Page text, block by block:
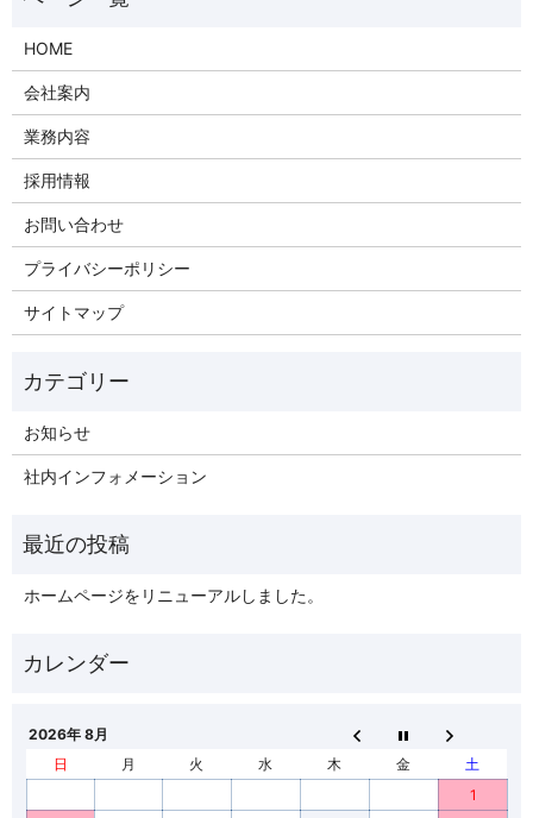
HOME
会社案内
業務内容
採用情報
お問い合わせ
プライバシーポリシー
サイトマップ
お知らせ
社内インフォメーション
ホームページをリニューアルしました。
2026年 8月
日
月 火 水 木 金
土
1